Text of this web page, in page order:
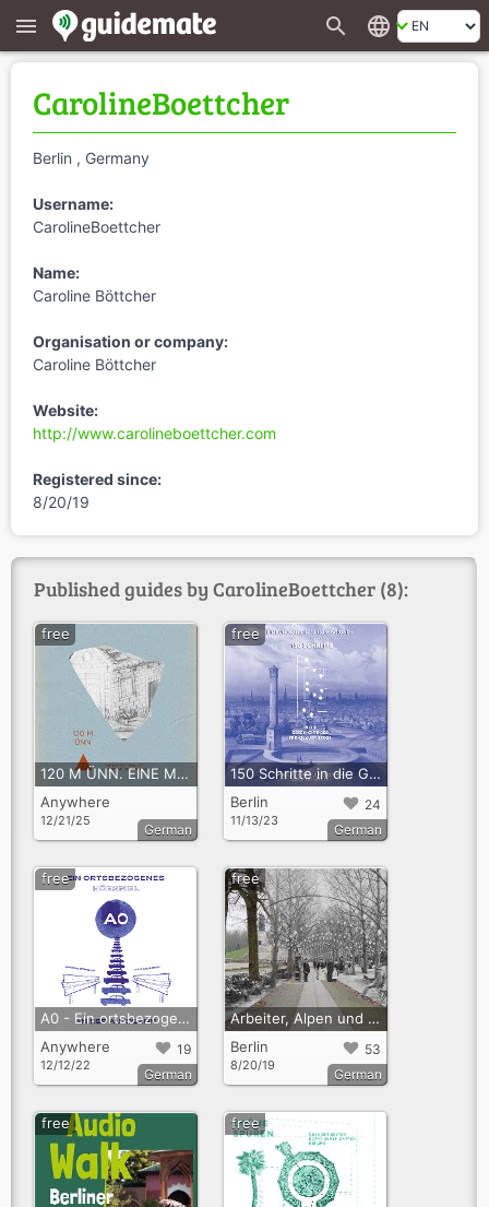
menu search language
CarolineBoettcher
Berlin , Germany
Username:
CarolineBoettcher
Name:
Caroline Böttcher
Organisation or company:
Caroline Böttcher
Website:
http://www.carolineboettcher.com
Registered since:
8/20/19
Published guides by CarolineBoettcher (8):
120 M ÜNN. EINE MENSCHGEMACHTE TRÜMMERBERGLANDSCHAFT
Anywhere
12/21/25
free
German
150 Schritte in die Geschichte des Prenzlauer Bergs
24
Berlin
11/13/23
free
German
A0 - Ein ortsbezogenes Hörspiel an der Autobahn
19
Anywhere
12/12/22
free
German
Arbeiter, Alpen und Attrappen - ein Audiowalk über die Berliner Gewerbeausstellung von 1896
53
Berlin
8/20/19
free
German
free free